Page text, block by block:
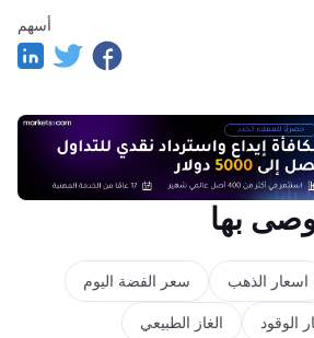
أسهم
بها
اسعار الذهب سعر الفضة اليوم
الوقود الغاز الطبيعي